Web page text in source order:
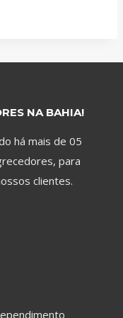
NA BAHIA!
há mais de 05
para
clientes.